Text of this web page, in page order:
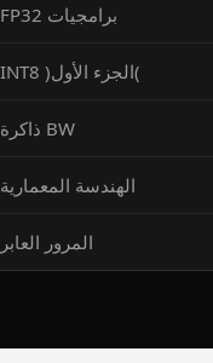
FP32 برامجيات
INT8 )الجزء اﻷول(
ذاكرة BW
الهندسة المعمارية
المرور العابر